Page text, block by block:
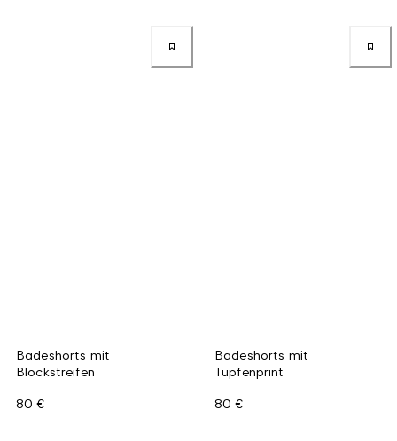
Badeshorts mit
Blockstreifen
80 €
Badeshorts mit
Tupfenprint
80 €